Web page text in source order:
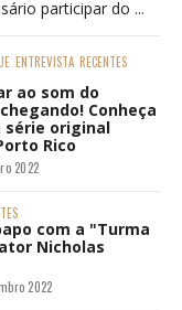
participar do ...
ENTREVISTA RECENTES
ao som do
Conheça
série original
Rico
2022
com a "Turma
Nicholas
2022